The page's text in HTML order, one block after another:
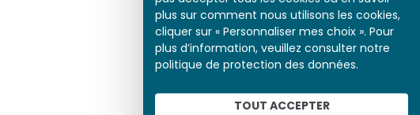
plus sur comment nous utilisons les cookies,
cliquer sur « Personnaliser mes choix ». Pour
plus d’information, veuillez consulter notre
politique de protection des données.
TOUT ACCEPTER